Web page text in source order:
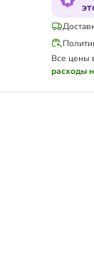
Все цены
расходы